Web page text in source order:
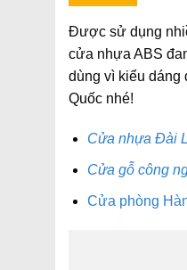
Được sử dụng
cửa nhựa ABS
dùng vì kiểu dáng
Quốc nhé!
Cửa nhựa Đài
Cửa gỗ công
Cửa phòng